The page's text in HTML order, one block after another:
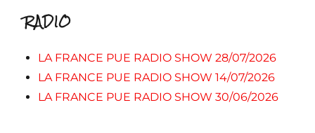
RADIO
LA FRANCE PUE RADIO SHOW 28/07/2026
LA FRANCE PUE RADIO SHOW 14/07/2026
LA FRANCE PUE RADIO SHOW 30/06/2026